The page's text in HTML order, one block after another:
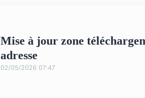
Mise à jour zone
adresse
02/05/2026 07:47